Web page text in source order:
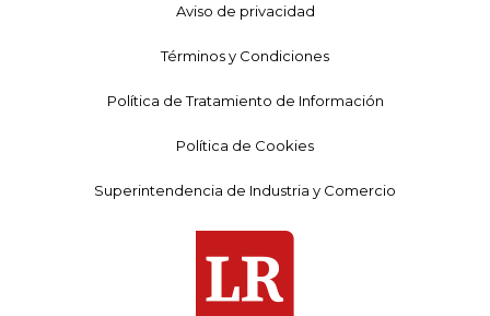
Aviso de privacidad
Términos y Condiciones
Política de Tratamiento de Información
Política de Cookies
Superintendencia de Industria y Comercio